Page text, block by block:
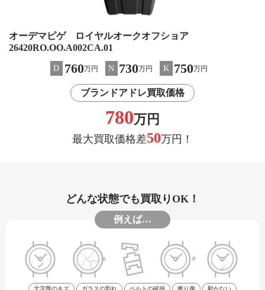
オーデマピゲ ロイヤルオークオフショア
26420RO.OO.A002CA.01
D 760万円 N 730万円 K 750万円
ブランドアドレ買取価格
780万円
最大買取価格差50万円！
どんな状態でも買取りOK！
例えば…
文字盤のキズ ガラスの割れ ベルトの破損 擦り傷 動かない